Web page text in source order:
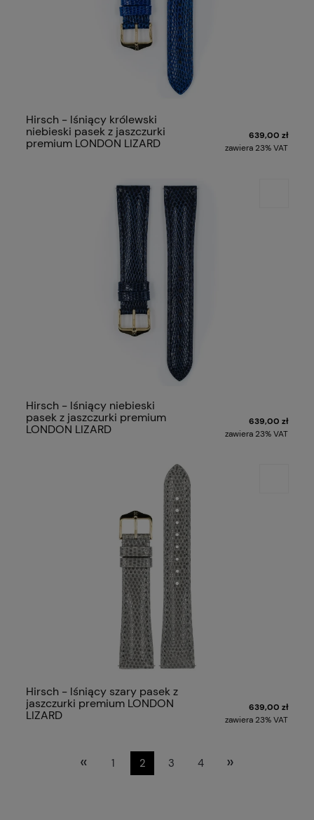
Hirsch - lśniący królewski
niebieski pasek z jaszczurki
premium LONDON LIZARD
639,00 zł
zawiera 23% VAT
Hirsch - lśniący niebieski
pasek z jaszczurki premium
LONDON LIZARD
639,00 zł
zawiera 23% VAT
Hirsch - lśniący szary pasek z
jaszczurki premium LONDON
LIZARD
639,00 zł
zawiera 23% VAT
« 1 2 3 4 »